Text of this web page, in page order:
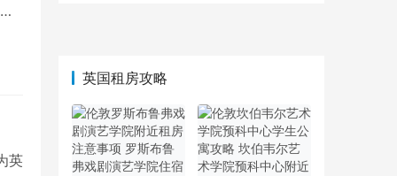
英
英国租房攻略